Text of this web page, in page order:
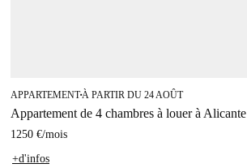
APPARTEMENT■À PARTIR DU 24 AOÛT
Appartement de 4 chambres à louer à Alicante
1250 €/mois
+d'infos